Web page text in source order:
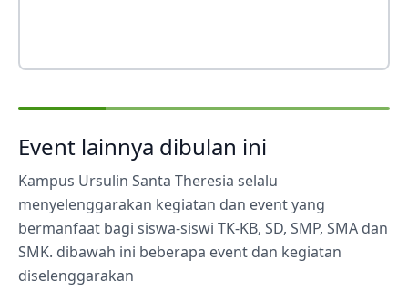
Event lainnya dibulan ini
Kampus Ursulin Santa Theresia selalu
menyelenggarakan kegiatan dan event yang
bermanfaat bagi siswa-siswi TK-KB, SD, SMP, SMA dan
SMK. dibawah ini beberapa event dan kegiatan
diselenggarakan